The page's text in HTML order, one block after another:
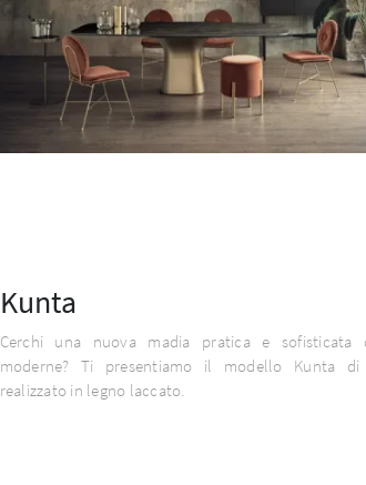
Kunta
Cerchi una nuova madia pratica e sofisticata
moderne? Ti presentiamo il modello Kunta di
realizzato in legno laccato.